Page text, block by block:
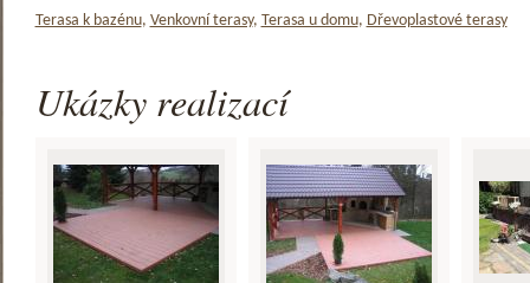
Terasa k bazénu, Venkovní terasy, Terasa u domu, Dřevoplastové terasy
Ukázky realizací